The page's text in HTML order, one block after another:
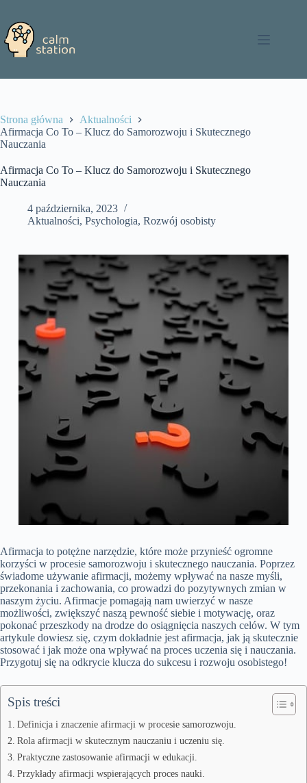
treści
Strona główna
Aktualności
Afirmacja Co To – Klucz do Samorozwoju i Skutecznego
Nauczania
Afirmacja Co To – Klucz do Samorozwoju i Skutecznego
Nauczania
4 października, 2023
Aktualności, Psychologia, Rozwój osobisty
Afirmacja to potężne narzędzie, które może przynieść ogromne
korzyści w procesie samorozwoju i skutecznego nauczania. Poprzez
świadome używanie afirmacji, możemy wpływać na nasze myśli,
przekonania i zachowania, co prowadzi do pozytywnych zmian w
naszym życiu. Afirmacje pomagają nam uwierzyć w nasze
możliwości, zwiększyć naszą pewność siebie i motywację, oraz
pokonać przeszkody na drodze do osiągnięcia naszych celów. W tym
artykule dowiesz się, czym dokładnie jest afirmacja, jak ją skutecznie
stosować i jak może ona wpływać na proces uczenia się i nauczania.
Przygotuj się na odkrycie klucza do sukcesu i rozwoju osobistego!
Spis treści
Definicja i znaczenie afirmacji w procesie samorozwoju.
Rola afirmacji w skutecznym nauczaniu i uczeniu się.
Praktyczne zastosowanie afirmacji w edukacji.
Przykłady afirmacji wspierających proces nauki.